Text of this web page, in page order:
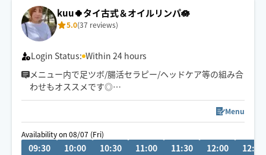
に合わせた手技で癒します👐
もちろん男性、外国の方も大歓迎です✨
🚗県外のお客様は高速代別途頂いております。
kuu🍀タイ古式＆オイルリンパ🪷
5.0(37 reviews)
Login Status: Within 24 hours
メニュー内で足ツボ/腸活セラピー/ヘッドケア等の組み合
わせもオススメです◎
ゆったりとしたリズムで心身ともリラックスしていただ
頭痛/肩こり/腰痛/睡眠などの慢性的なお悩みもご相談く
ださい。
サロンワークもありますのでリクエスト承認が遅い場合
Menu
Availability on 08/07 (Fri)
09:30 10:00 10:30 11:00 11:30 12:00 12:30